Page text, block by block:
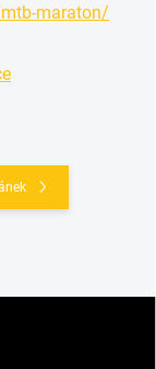
maraton/